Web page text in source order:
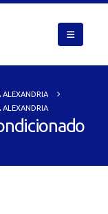
ALEXANDRIA
ALEXANDRIA